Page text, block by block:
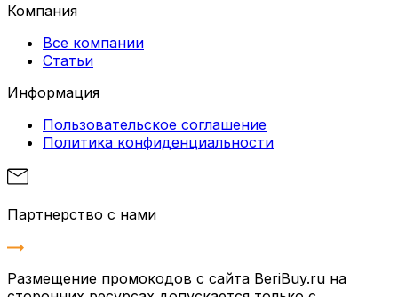
Компания
Все компании
Статьи
Информация
Пользовательское соглашение
Политика конфиденциальности
Партнерство с нами
Размещение промокодов с сайта BeriBuy.ru на